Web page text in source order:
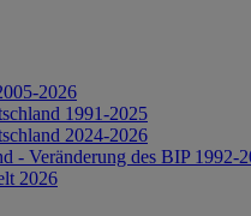
2026
1991-2025
2024-2026
- Veränderung des BIP 1992-
2026